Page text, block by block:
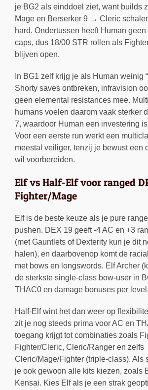
je BG2 als einddoel ziet, want builds
Mage en Berserker 9 → Cleric
hard. Ondertussen heeft Human
caps, dus 18/00 STR rollen als
blijven open.
In BG1 zelf krijg je als Human weinig
Shorty saves ontbreken, infravision
geen elemental resistances mee.
humans voelen daarom vaak sterker
7, waardoor Human een investering
Voor een eerste run werkt een
meestal veiliger, tenzij je bewust een
wil voorbereiden.
Elf vs Half-Elf voor ranged
Fighter/Mage
Elf is de beste keuze als je pure
pushen. DEX 19 geeft -4 AC en +3
(met Gauntlets of Dexterity kun je dit
halen), en daarbovenop komt de
met bows en longswords. Elf Archer
de sterkste single-class bow-user in
THAC0 en damage bonuses per level.
Half-Elf wint het dan weer op
zit je nog steeds prima voor AC en
toegang krijgt tot combinaties zoals
Fighter/Cleric, Cleric/Ranger en zelfs
Cleric/Mage/Fighter (triple-class). Als
je ook gewoon alle kits kiezen, zoals
Kensai. Kies Elf als je een strak